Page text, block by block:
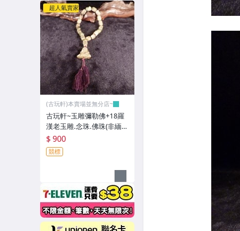
超人氣賣家
(古玩軒)本賣場並無分店~
古玩軒~玉雕彌勒佛+18羅
漢老玉雕.念珠.佛珠(非緬甸
玉.漢白玉.雞血石.紫羅藍.
舒俱萊.綠松石.澎湖文石)G
GG98
$ 900
競標